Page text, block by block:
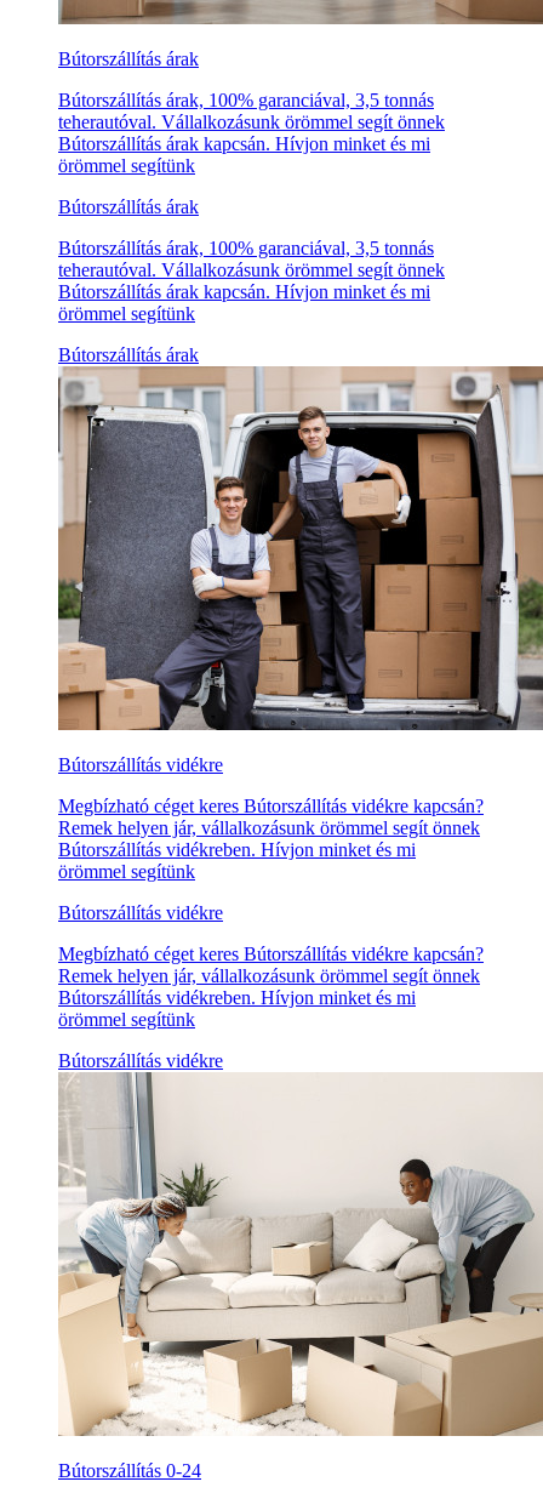
Bútorszállítás árak
Bútorszállítás árak, 100% garanciával, 3,5 tonnás
teherautóval. Vállalkozásunk örömmel segít önnek
Bútorszállítás árak kapcsán. Hívjon minket és mi
örömmel segítünk
Bútorszállítás árak
Bútorszállítás árak, 100% garanciával, 3,5 tonnás
teherautóval. Vállalkozásunk örömmel segít önnek
Bútorszállítás árak kapcsán. Hívjon minket és mi
örömmel segítünk
Bútorszállítás árak
Bútorszállítás vidékre
Megbízható céget keres Bútorszállítás vidékre kapcsán?
Remek helyen jár, vállalkozásunk örömmel segít önnek
Bútorszállítás vidékreben. Hívjon minket és mi
örömmel segítünk
Bútorszállítás vidékre
Megbízható céget keres Bútorszállítás vidékre kapcsán?
Remek helyen jár, vállalkozásunk örömmel segít önnek
Bútorszállítás vidékreben. Hívjon minket és mi
örömmel segítünk
Bútorszállítás vidékre
Bútorszállítás 0-24